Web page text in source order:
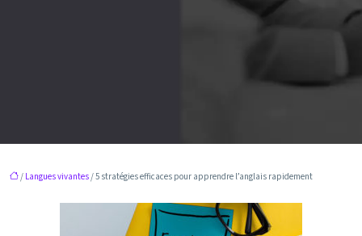
/ Langues vivantes/ 5 stratégies efficaces pour apprendre l’anglais rapidement